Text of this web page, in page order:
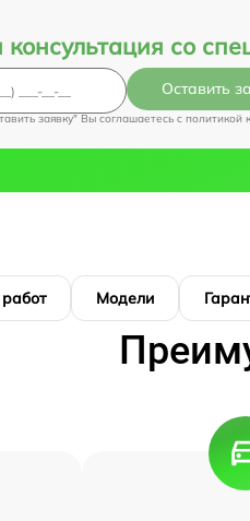
со
Оставить
заявку" Вы соглашаетесь c политикой
Модели